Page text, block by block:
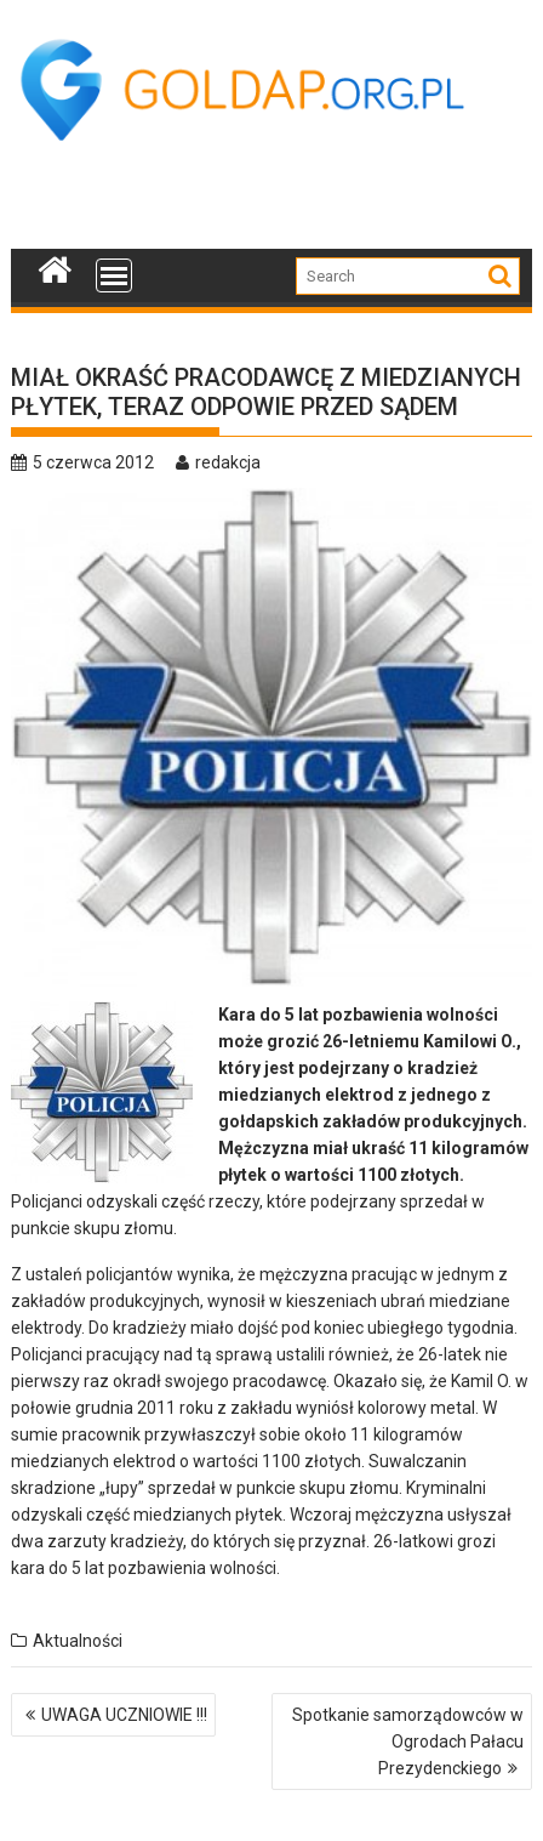
content
MIAŁ OKRAŚĆ PRACODAWCĘ Z MIEDZIANYCH
PŁYTEK, TERAZ ODPOWIE PRZED SĄDEM
5 czerwca 2012 redakcja
Kara do 5 lat pozbawienia wolności
może grozić 26-letniemu Kamilowi O.,
który jest podejrzany o kradzież
miedzianych elektrod z jednego z
gołdapskich zakładów produkcyjnych.
Mężczyzna miał ukraść 11 kilogramów
płytek o wartości 1100 złotych.
Policjanci odzyskali część rzeczy, które podejrzany sprzedał w
punkcie skupu złomu.
Z ustaleń policjantów wynika, że mężczyzna pracując w jednym z
zakładów produkcyjnych, wynosił w kieszeniach ubrań miedziane
elektrody. Do kradzieży miało dojść pod koniec ubiegłego tygodnia.
Policjanci pracujący nad tą sprawą ustalili również, że 26-latek nie
pierwszy raz okradł swojego pracodawcę. Okazało się, że Kamil O. w
połowie grudnia 2011 roku z zakładu wyniósł kolorowy metal. W
sumie pracownik przywłaszczył sobie około 11 kilogramów
miedzianych elektrod o wartości 1100 złotych. Suwalczanin
skradzione „łupy” sprzedał w punkcie skupu złomu. Kryminalni
odzyskali część miedzianych płytek. Wczoraj mężczyzna usłyszał
dwa zarzuty kradzieży, do których się przyznał. 26-latkowi grozi
kara do 5 lat pozbawienia wolności.
Aktualności
Nawigacja
wpisuUWAGA UCZNIOWIE !!!
Spotkanie samorządowców w
Ogrodach Pałacu
Prezydenckiego